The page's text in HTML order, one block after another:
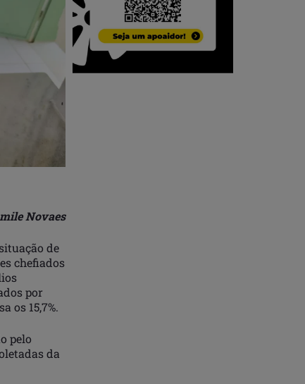
Novaes
de
chefiados
por
os 15,7%.
pelo
da